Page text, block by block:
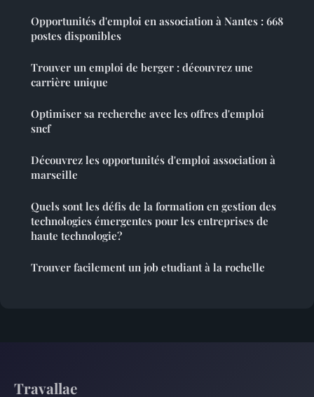
Opportunités d'emploi en association à Nantes : 668
postes disponibles
Trouver un emploi de berger : découvrez une
carrière unique
Optimiser sa recherche avec les offres d'emploi
sncf
Découvrez les opportunités d'emploi association à
marseille
Quels sont les défis de la formation en gestion des
technologies émergentes pour les entreprises de
haute technologie?
Trouver facilement un job etudiant à la rochelle
Travallae